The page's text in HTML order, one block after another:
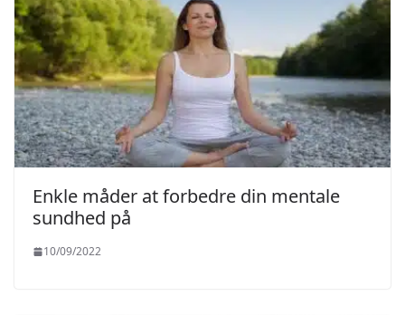
Enkle måder at forbedre din mentale
sundhed på
10/09/2022